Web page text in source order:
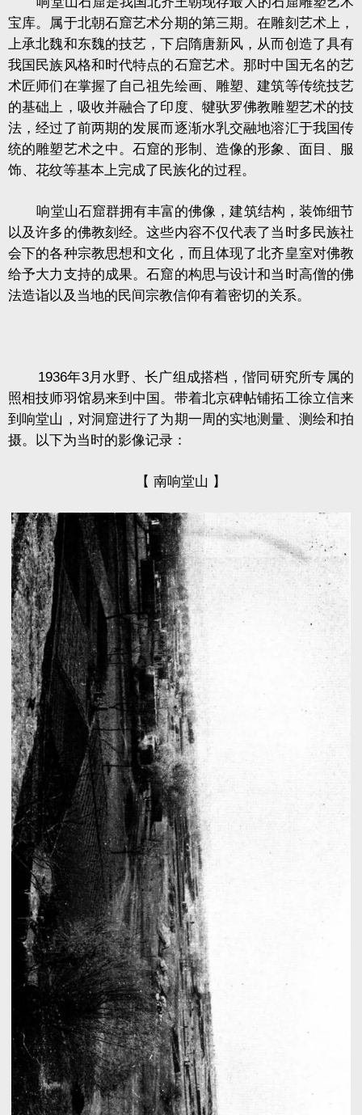
宝库。属于北朝石窟艺术分期的第三期。在雕刻艺术上，
上承北魏和东魏的技艺，下启隋唐新风，从而创造了具有
我国民族风格和时代特点的石窟艺术。那时中国无名的艺
术匠师们在掌握了自己祖先绘画、雕塑、建筑等传统技艺
的基础上，吸收并融合了印度、犍驮罗佛教雕塑艺术的技
法，经过了前两期的发展而逐渐水乳交融地溶汇于我国传
统的雕塑艺术之中。石窟的形制、造像的形象、面目、服
饰、花纹等基本上完成了民族化的过程。
响堂山石窟群拥有丰富的佛像，建筑结构，装饰细节
以及许多的佛教刻经。这些内容不仅代表了当时多民族社
会下的各种宗教思想和文化，而且体现了北齐皇室对佛教
给予大力支持的成果。石窟的构思与设计和当时高僧的佛
法造诣以及当地的民间宗教信仰有着密切的关系。
1936年3月水野、长广组成搭档，偕同研究所专属的
照相技师羽馆易来到中国。带着北京碑帖铺拓工徐立信来
到响堂山，对洞窟进行了为期一周的实地测量、测绘和拍
摄。以下为当时的影像记录：
【 南响堂山 】